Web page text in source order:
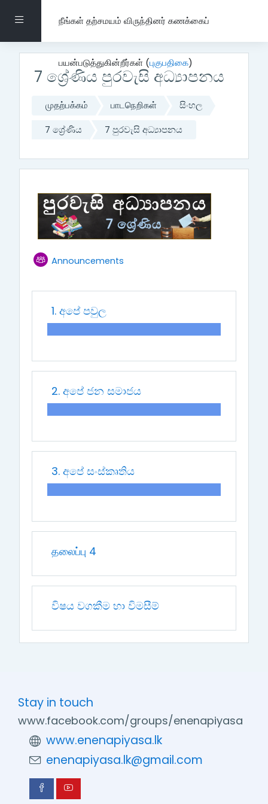
Side panelநீங்கள் தற்சமயம் விருந்தினர் கணக்கைப்
பயன்படுத்துகின்றீர்கள் (புகுபதிகை)
7 ශ්‍රේණිය පුරවැසි අධ්‍යාපනය
முதற்பக்கம் பாடநெறிகள் සිංහල
7 ශ්‍රේණිය 7 පුරවැසි අධ්‍යාපනය
தலைப்பு மேலோட்டம்
பொது
Announcementsகருத்துக்களம்
1. අපේ පවුල
2. අපේ ජන සමාජය
3. අපේ සංස්කෘතිය
தலைப்பு 4
විෂය වගකීම හා විමසීම්
Stay in touch
www.facebook.com/groups/enenapiyasa
www.enenapiyasa.lk
enenapiyasa.lk@gmail.com